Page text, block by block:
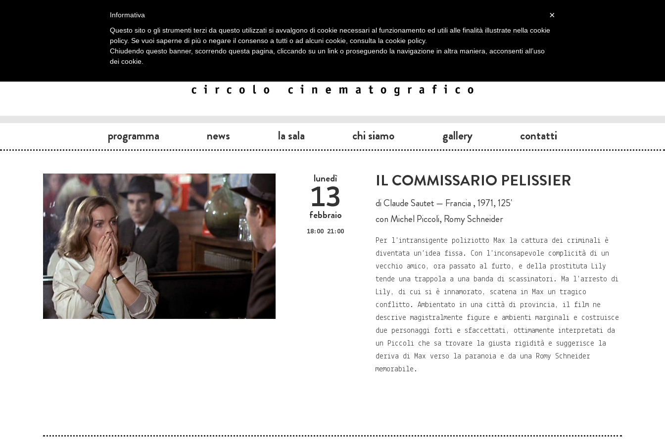
programma news la sala chi siamo gallery contatti
lunedì
13
febbraio
18:00 21:00
IL COMMISSARIO PELISSIER
di Claude Sautet — Francia , 1971, 125'
con Michel Piccoli, Romy Schneider
Per l'intransigente poliziotto Max la cattura dei criminali è
diventata un'idea fissa. Con l'inconsapevole complicità di un
vecchio amico, ora passato al furto, e della prostituta Lily
tende una trappola a una banda di scassinatori. Ma l'arresto di
Lily, di cui si è innamorato, scatena in Max un tragico
conflitto. Ambientato in una città di provincia, il film ne
descrive magistralmente figure e ambienti marginali e costruisce
due personaggi forti e sfaccettati, ottimamente interpretati da
un Piccoli che sa trovare la giusta rigidità e suggerisce la
deriva di Max verso la paranoia e da una Romy Schneider
memorabile.
×
Informativa
Questo sito o gli strumenti terzi da questo utilizzati si avvalgono di cookie necessari al funzionamento ed utili alle finalità illustrate nella cookie
policy. Se vuoi saperne di più o negare il consenso a tutti o ad alcuni cookie, consulta la cookie policy.
Chiudendo questo banner, scorrendo questa pagina, cliccando su un link o proseguendo la navigazione in altra maniera, acconsenti all’uso
dei cookie.